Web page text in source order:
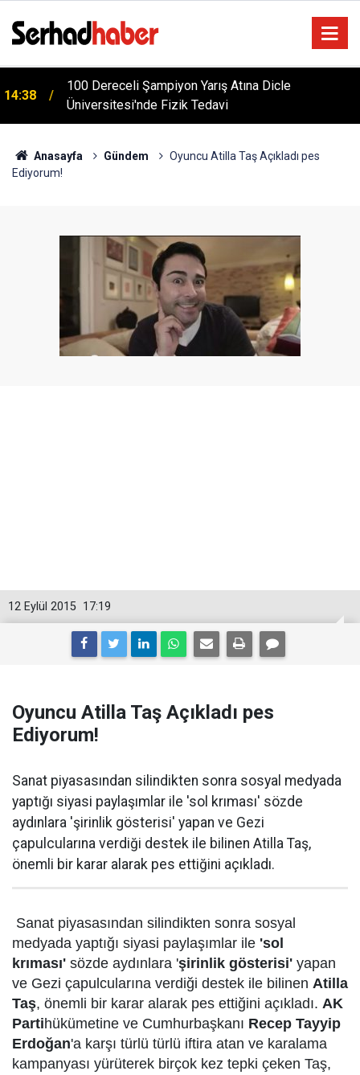
14:38
100 Dereceli Şampiyon Yarış Atına Dicle
Üniversitesi'nde Fizik Tedavi
Anasayfa Gündem
Oyuncu Atilla Taş Açıkladı pes
Ediyorum!
17:19
12 Eylül 2015
Oyuncu Atilla Taş Açıkladı pes
Ediyorum!
Sanat piyasasından silindikten sonra sosyal medyada
yaptığı siyasi paylaşımlar ile 'sol krıması' sözde
aydınlara 'şirinlik gösterisi' yapan ve Gezi
çapulcularına verdiği destek ile bilinen Atilla Taş,
önemli bir karar alarak pes ettiğini açıkladı.
Sanat piyasasından silindikten sonra sosyal
medyada yaptığı siyasi paylaşımlar ile 'sol
krıması' sözde aydınlara 'şirinlik gösterisi' yapan
ve Gezi çapulcularına verdiği destek ile bilinen Atilla
Taş, önemli bir karar alarak pes ettiğini açıkladı. AK
Partihükümetine ve Cumhurbaşkanı Recep Tayyip
Erdoğan'a karşı türlü türlü iftira atan ve karalama
kampanyası yürüterek birçok kez tepki çeken Taş,